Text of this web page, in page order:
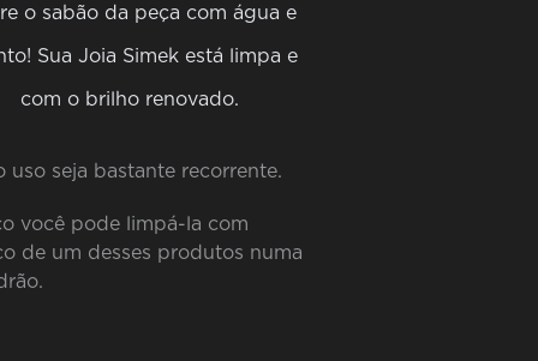
o sabão da peça com água e
Sua Joia Simek está limpa e
com o brilho renovado.
uso seja bastante recorrente.
você pode limpá-la com
de um desses produtos numa